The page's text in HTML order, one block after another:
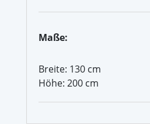
Maße:
Breite: 130 cm
Höhe: 200 cm